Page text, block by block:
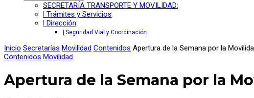
SECRETARÍA TRANSPORTE Y MOVILIDAD:
l Trámites y Servicios
l Dirección
| Seguridad Vial y Coordinación
Inicio Secretarías Movilidad Contenidos Apertura de la Semana por la
Contenidos Movilidad
Apertura de la Semana por la